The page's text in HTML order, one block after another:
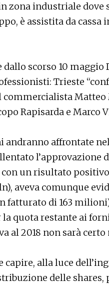
zona industriale dove
è assistita da
scorso 10 maggio
Trieste
Matteo
Rapisarda e Marco
andranno affrontate
l’approvazione
con un risultato
aveva comunque
fatturato di 163
la quota restante ai
al 2018 non sarà
alla luce
delle shares,